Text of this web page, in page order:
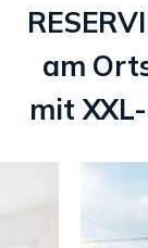
am
mit